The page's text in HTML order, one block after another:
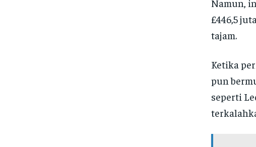
Namun,
£446,5
tajam.
Ketika
pun
seperti